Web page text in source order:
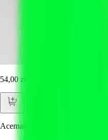
54,00 zł
Aceman